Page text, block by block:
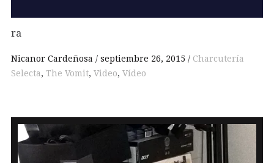
ra
Nicanor Cardeñosa septiembre 26, 2015
Charcutería
Selecta, The Vomit, Video, Vídeo